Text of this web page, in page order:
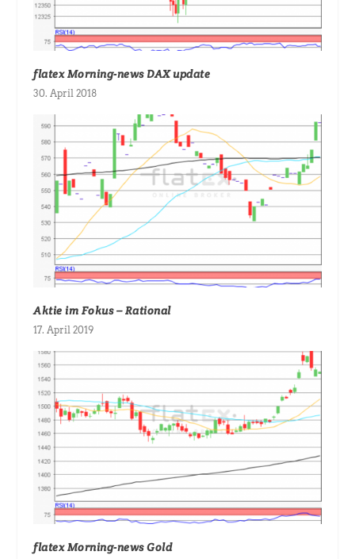
flatex Morning-news DAX update
30. April 2018
Aktie im Fokus – Rational
17. April 2019
flatex Morning-news Gold